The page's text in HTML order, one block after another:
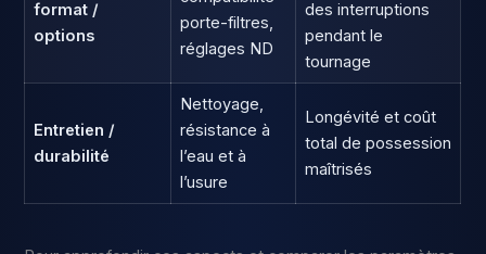
format /
options
porte-filtres,
réglages ND
des interruptions
pendant le
tournage
Entretien /
durabilité
Nettoyage,
résistance à
l’eau et à
l’usure
Longévité et coût
total de possession
maîtrisés